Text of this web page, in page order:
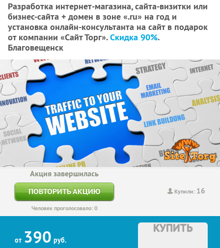
Разработка интернет-магазина, сайта-визитки или
бизнес-сайта + домен в зоне «.ru» на год и
установка онлайн-консультанта на сайт в подарок
от компании «Сайт Торг».Скидка 90%.
Благовещенск
Купили: 16
Акция завершилась
ПОВТОРИТЬ АКЦИЮ
Человек проголосовало: 0
от 390 руб.
КУПИТЬ